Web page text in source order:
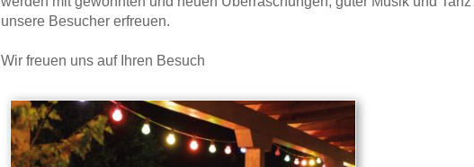
unsere Besucher erfreuen.
Wir freuen uns auf Ihren Besuch